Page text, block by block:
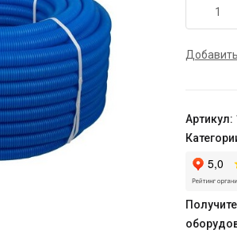
товара
кожух
бухта
50
(для
20,
тип:
Артикул: